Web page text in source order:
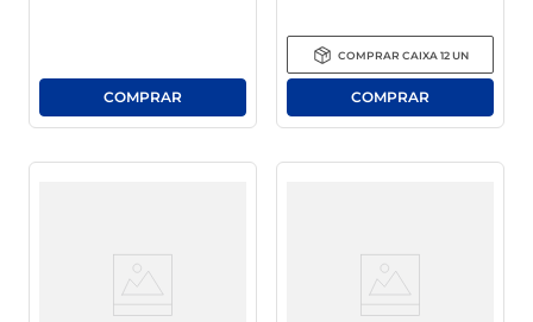
COMPRAR CAIXA 12UN